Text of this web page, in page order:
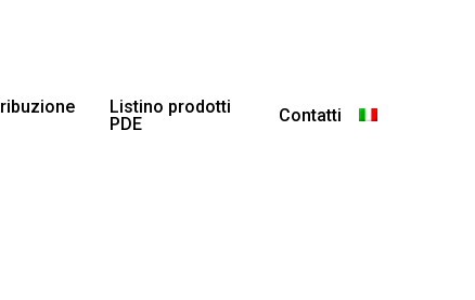
Listino prodotti
PDE
Contatti